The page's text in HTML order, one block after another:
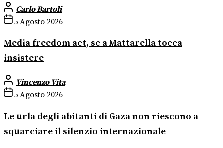
Carlo Bartoli
5 Agosto 2026
Media freedom act, se a Mattarella tocca
insistere
Vincenzo Vita
5 Agosto 2026
Le urla degli abitanti di Gaza non riescono a
squarciare il silenzio internazionale